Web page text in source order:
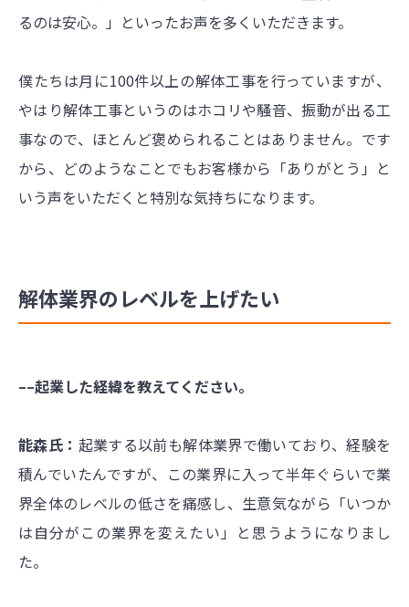
るのは安心。」といったお声を多くいただきます。
僕たちは月に100件以上の解体工事を行っていますが、
やはり解体工事というのはホコリや騒音、振動が出る工
事なので、ほとんど褒められることはありません。です
から、どのようなことでもお客様から「ありがとう」と
いう声をいただくと特別な気持ちになります。
解体業界のレベルを上げたい
––起業した経緯を教えてください。
能森氏： 起業する以前も解体業界で働いており、経験を
積んでいたんですが、この業界に入って半年ぐらいで業
界全体のレベルの低さを痛感し、生意気ながら「いつか
は自分がこの業界を変えたい」と思うようになりまし
た。